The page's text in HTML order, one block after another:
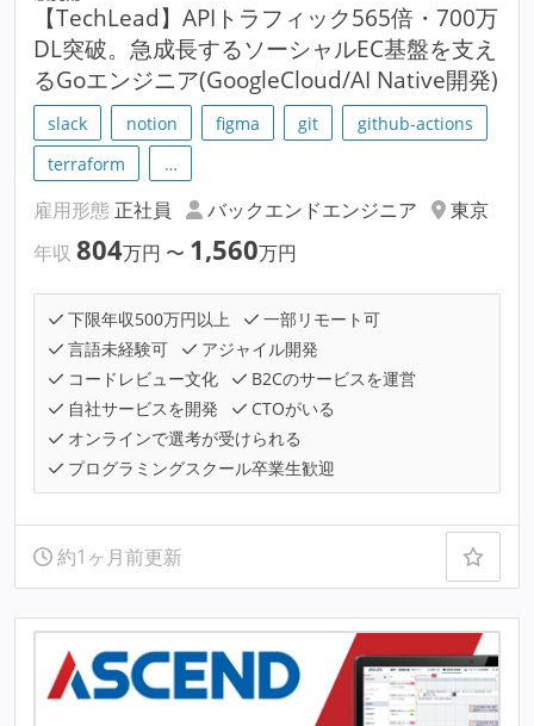
【TechLead】APIトラフィック565倍・700万
DL突破。急成長するソーシャルEC基盤を支え
るGoエンジニア(GoogleCloud/AI Native開発)
slack notion figma git
github-actions
terraform
…
雇用形態 正社員 バックエンドエンジニア
東京
年収 804万円 〜 1,560万円
下限年収500万円以上
一部リモート可
言語未経験可
アジャイル開発
コードレビュー文化
B2Cのサービスを運営
自社サービスを開発
CTOがいる
オンラインで選考が受けられる
プログラミングスクール卒業生歓迎
約1ヶ月前更新